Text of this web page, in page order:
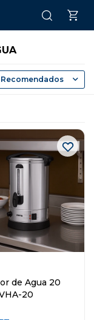
Recomendados
de Agua 20
20